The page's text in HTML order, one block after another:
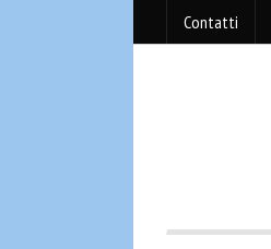
Contatti